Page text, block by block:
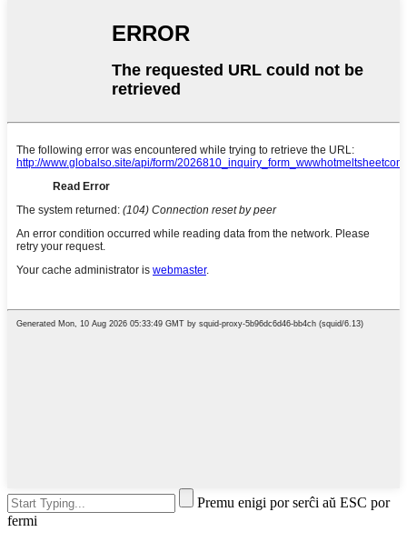
Premu enigi por serĉi aŭ ESC por
fermi